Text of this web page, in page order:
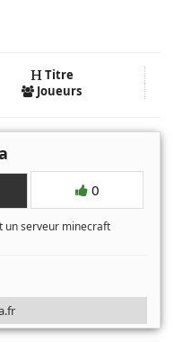
Titre
Joueurs
0
un serveur minecraft